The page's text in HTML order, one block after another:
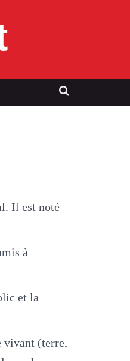
Il est noté
à
et la
vivant (terre,